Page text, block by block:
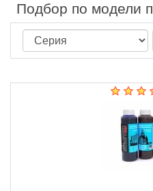
Подбор по модели